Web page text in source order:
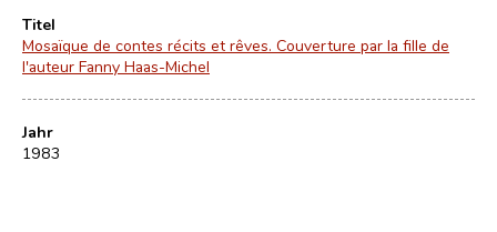
Titel
Mosaïque de contes récits et rêves. Couverture par la fille de
l'auteur Fanny Haas-Michel
Jahr
1983